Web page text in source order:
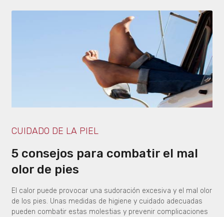
CUIDADO DE LA PIEL
5 consejos para combatir el mal
olor de pies
El calor puede provocar una sudoración excesiva y el mal olor
de los pies. Unas medidas de higiene y cuidado adecuadas
pueden combatir estas molestias y prevenir complicaciones